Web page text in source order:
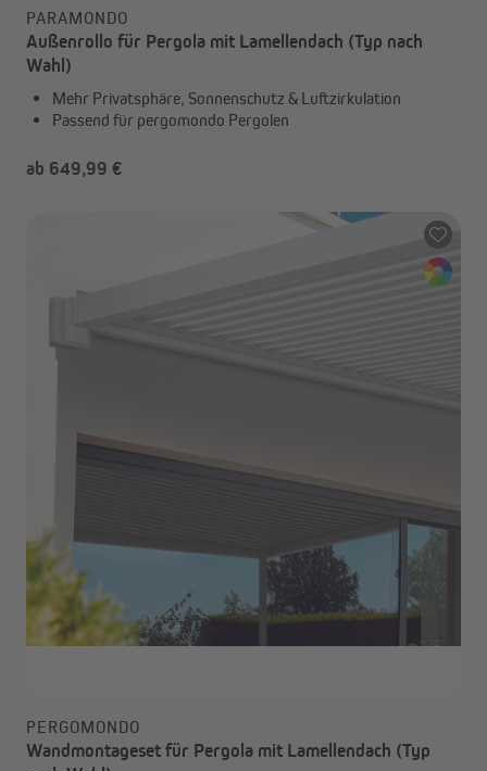
PARAMONDO
Außenrollo für Pergola mit Lamellendach (Typ nach
Wahl)
Mehr Privatsphäre, Sonnenschutz & Luftzirkulation
Passend für pergomondo Pergolen
ab 649,99 €
PERGOMONDO
Wandmontageset für Pergola mit Lamellendach (Typ